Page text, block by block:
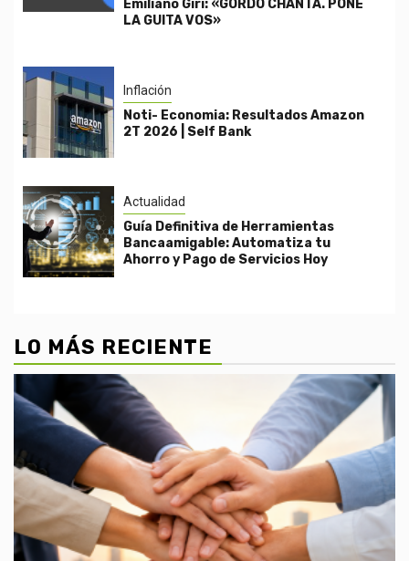
Emiliano Giri: «GORDO CHANTA. PONÉ
LA GUITA VOS»
Inflación
Noti- Economia: Resultados Amazon
2T 2026 | Self Bank
Actualidad
Guía Definitiva de Herramientas
Bancaamigable: Automatiza tu
Ahorro y Pago de Servicios Hoy
LO MÁS RECIENTE